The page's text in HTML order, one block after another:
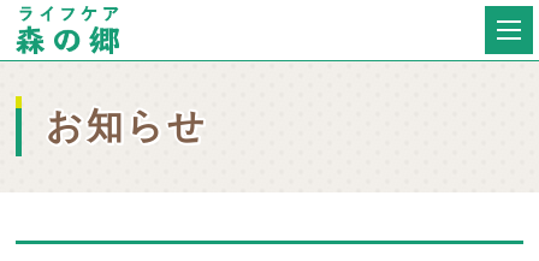
お知らせ